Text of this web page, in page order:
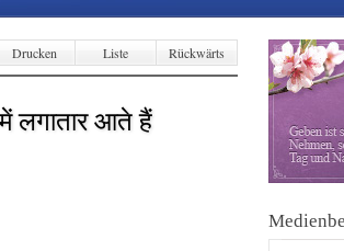
Drucken Liste Rückwärts
में लगातार आते हैं